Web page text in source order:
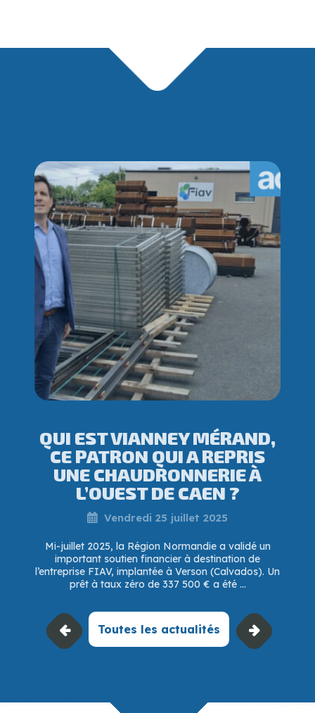
QUI EST VIANNEY MÉRAND,
CE PATRON QUI A REPRIS
UNE CHAUDRONNERIE À
L’OUEST DE CAEN ?
Vendredi 25 juillet 2025
Mi-juillet 2025, la Région Normandie a validé un
important soutien financier à destination de
l’entreprise FIAV, implantée à Verson (Calvados). Un
prêt à taux zéro de 337 500 € a été ...
Toutes les actualités